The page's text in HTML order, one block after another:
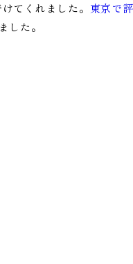
てくれました。 東京で
した。